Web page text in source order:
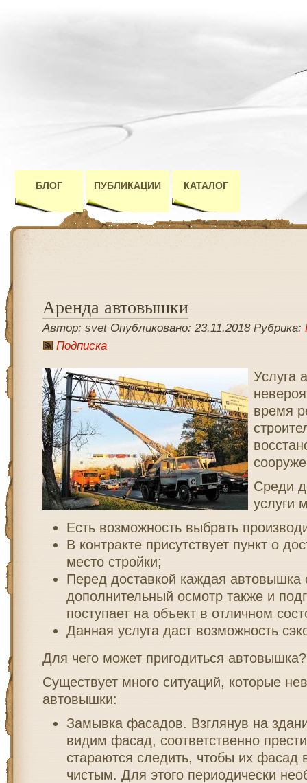
БЛОГ ПУБЛИКАЦИИ КАТАЛОГ
Аренда автовышки
Автор: svet Опубликовано: 23.11.2018 Рубрика:
Подписка
Услуга
время
Среди
услуги
Есть возможность выбрать
В контракте присутствует пункт о
место стройки;
Перед доставкой каждая автовышка
дополнительный осмотр также и
поступает на объект в отличном
Данная услуга даст возможность
Для чего может пригодиться автовышка?
Существует много ситуаций, которые
автовышки:
Замывка фасадов. Взглянув на
видим фасад, соответственно
стараются следить, чтобы их фасад
чистым. Для этого периодически